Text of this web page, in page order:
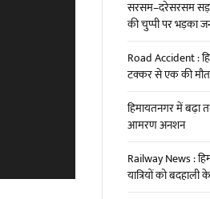
सरसम–दरेसरसम
की चुप्पी पर भड़का
Road Accident :
टक्कर से एक की
हिमायतनगर में बढ़ा
आमरण अनशन
Railway News :
यात्रियों को बदहाली